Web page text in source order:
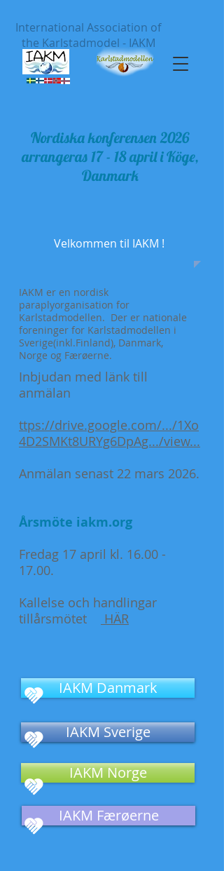
International Association of
the Karlstadmodel - IAKM
Nordiska konferensen 2026
arrangeras 17 - 18 april i Köge,
Danmark
Velkommen til IAKM !
IAKM er en nordisk
paraplyorganisation for
Karlstadmodellen. Der er nationale
foreninger for Karlstadmodellen i
Sverige(inkl.Finland), Danmark,
Norge og Færøerne.
Inbjudan med länk till
anmälan
ttps://drive.google.com/.../1Xo
4D2SMKt8URYg6DpAg.../view...
Anmälan senast 22 mars 2026.
Årsmöte iakm.org
Fredag 17 april kl. 16.00 -
17.00.
Kallelse och handlingar
tillårsmötet
HÄR
IAKM Danmark
IAKM Sverige
IAKM Norge
IAKM Færøerne